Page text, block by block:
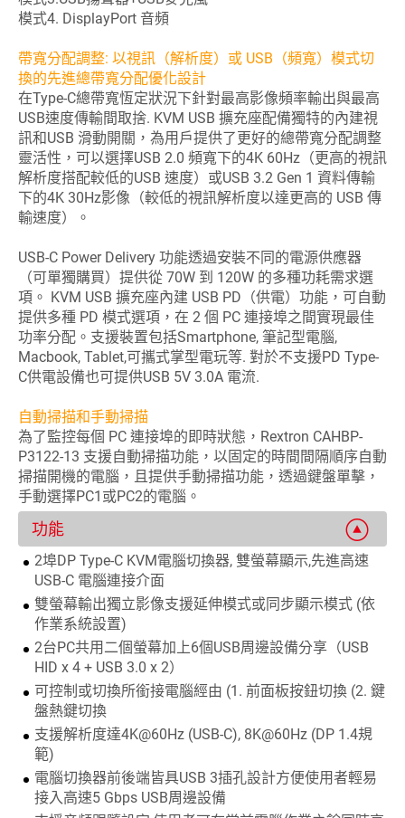
模式4. DisplayPort 音頻
帶寬分配調整: 以視訊（解析度）或 USB（頻寬）模式切
換的先進總帶寬分配優化設計
在Type-C總帶寬恆定狀況下針對最高影像頻率輸出與最高
USB速度傳輸間取捨. KVM USB 擴充座配備獨特的內建視
訊和USB 滑動開關，為用戶提供了更好的總帶寬分配調整
靈活性，可以選擇USB 2.0 頻寬下的4K 60Hz（更高的視訊
解析度搭配較低的USB 速度）或USB 3.2 Gen 1 資料傳輸
下的4K 30Hz影像（較低的視訊解析度以達更高的 USB 傳
輸速度）。
USB-C Power Delivery 功能透過安裝不同的電源供應器
（可單獨購買）提供從 70W 到 120W 的多種功耗需求選
項。 KVM USB 擴充座內建 USB PD（供電）功能，可自動
提供多種 PD 模式選項，在 2 個 PC 連接埠之間實現最佳
功率分配。支援裝置包括Smartphone, 筆記型電腦,
Macbook, Tablet,可攜式掌型電玩等. 對於不支援PD Type-
C供電設備也可提供USB 5V 3.0A 電流.
自動掃描和手動掃描
為了監控每個 PC 連接埠的即時狀態，Rextron CAHBP-
P3122-13 支援自動掃描功能，以固定的時間間隔順序自動
掃描開機的電腦，且提供手動掃描功能，透過鍵盤單擊，
手動選擇PC1或PC2的電腦。
功能
2埠DP Type-C KVM電腦切換器, 雙螢幕顯示,先進高速
USB-C 電腦連接介面
雙螢幕輸出獨立影像支援延伸模式或同步顯示模式 (依
作業系統設置)
2台PC共用二個螢幕加上6個USB周邊設備分享（USB
HID x 4 + USB 3.0 x 2）
可控制或切換所銜接電腦經由 (1. 前面板按鈕切換 (2. 鍵
盤熱鍵切換
支援解析度達4K@60Hz (USB-C), 8K@60Hz (DP 1.4規
範)
電腦切換器前後端皆具USB 3插孔設計方便使用者輕易
接入高速5 Gbps USB周邊設備